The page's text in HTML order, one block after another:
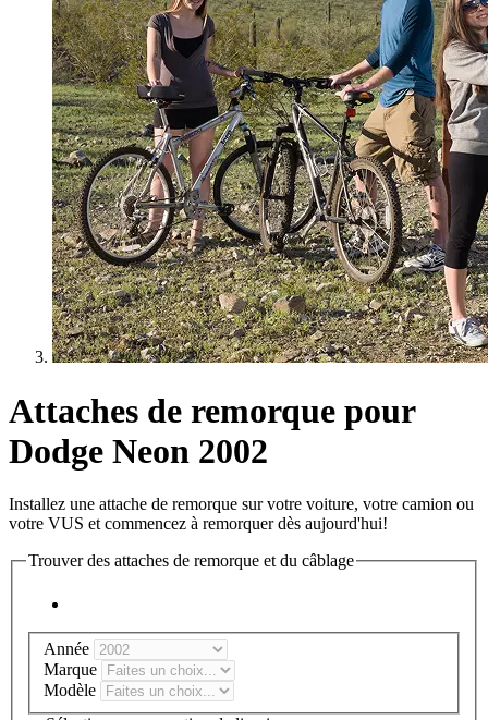
Attaches de remorque pour
Dodge Neon 2002
Installez une attache de remorque sur votre voiture, votre camion ou
votre VUS et commencez à remorquer dès aujourd'hui!
Trouver des attaches de remorque et du câblage
Année
Marque
Modèle